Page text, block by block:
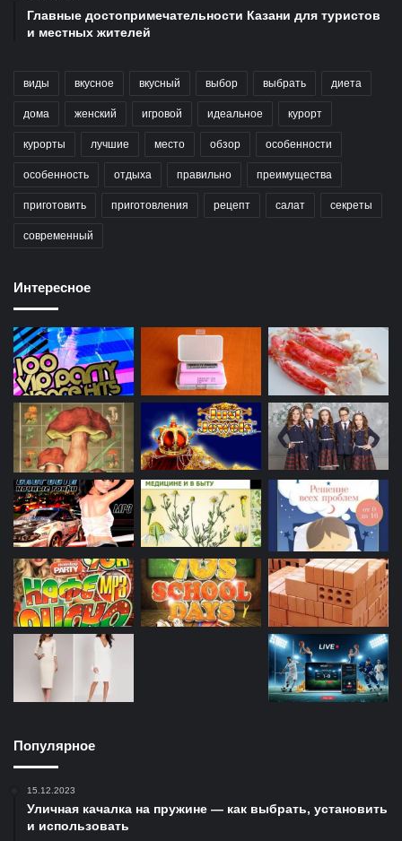
Главные достопримечательности Казани для туристов
и местных жителей
виды вкусное вкусный выбор выбрать диета
дома женский игровой идеальное курорт
курорты лучшие место обзор особенности
особенность отдыха правильно преимущества
приготовить приготовления рецепт салат секреты
современный
Интересное
Популярное
15.12.2023
Уличная качалка на пружине — как выбрать, установить
и использовать